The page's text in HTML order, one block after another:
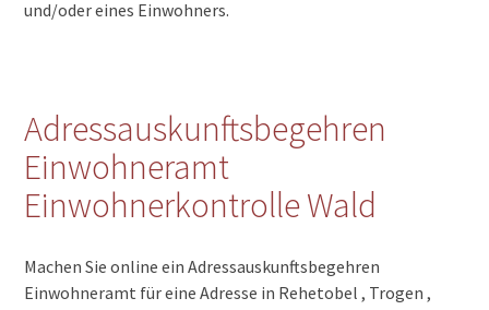
und/oder eines Einwohners.
Adressauskunftsbegehren
Einwohneramt
Einwohnerkontrolle Wald
Machen Sie online ein Adressauskunftsbegehren
Einwohneramt für eine Adresse in Rehetobel , Trogen ,